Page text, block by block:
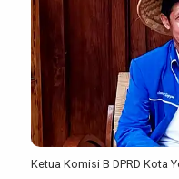
Ketua Komisi B DPRD Kota